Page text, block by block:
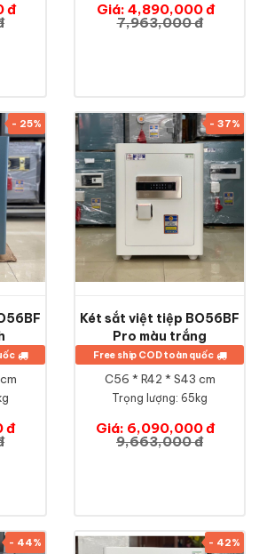
đ Giá: 4,890,000 đ
7,963,000 đ
- 25%
đ
- 37%
Két sắt việt tiệp BO56BF
Pro màu trắng
Free ship COD toàn quốc
C56 * R42 * S43 cm
Trọng lượng: 65kg
Giá: 6,090,000 đ
9,663,000 đ
- 44% - 42%